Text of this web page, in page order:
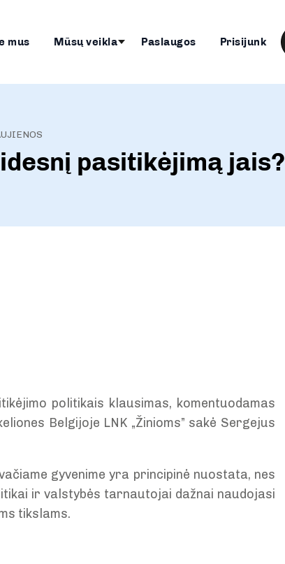
mus Mūsų veikla Paslaugos Prisijunk
pasitikėjimą jais?
politikais klausimas, komentuodamas
Belgijoje LNK „Žinioms” sakė Sergejus
gyvenime yra principinė nuostata, nes
ir valstybės tarnautojai dažnai naudojasi
tikslams.